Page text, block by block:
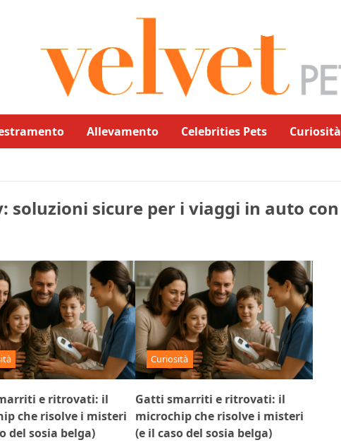
Allevamento Celebrities Pets Curiosità
soluzioni sicure per i viaggi in auto con
e ritrovati: il
che risolve i misteri
del sosia belga)
Curiosità
Gatti smarriti e ritrovati: il
microchip che risolve i misteri
(e il caso del sosia belga)